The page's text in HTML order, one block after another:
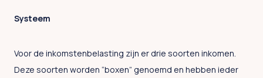
Systeem
Voor de inkomstenbelasting zijn er drie soorten inkomen.
Deze soorten worden “boxen” genoemd en hebben ieder